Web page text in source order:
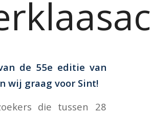
de 55e editie van
wij graag voor Sint!
die tussen 28